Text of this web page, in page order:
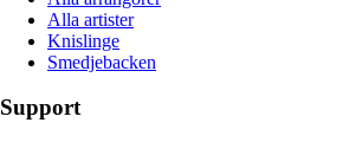
Alla artister
Knislinge
Smedjebacken
Support